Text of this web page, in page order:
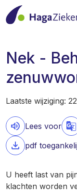
Nek -
Laatste wijziging:
Lees voor
pdf
U heeft last van
klachten worden